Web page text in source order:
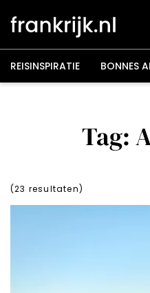
naar
inhoud
REISINSPIRATIE BONNES
Tag:
(23 resultaten)